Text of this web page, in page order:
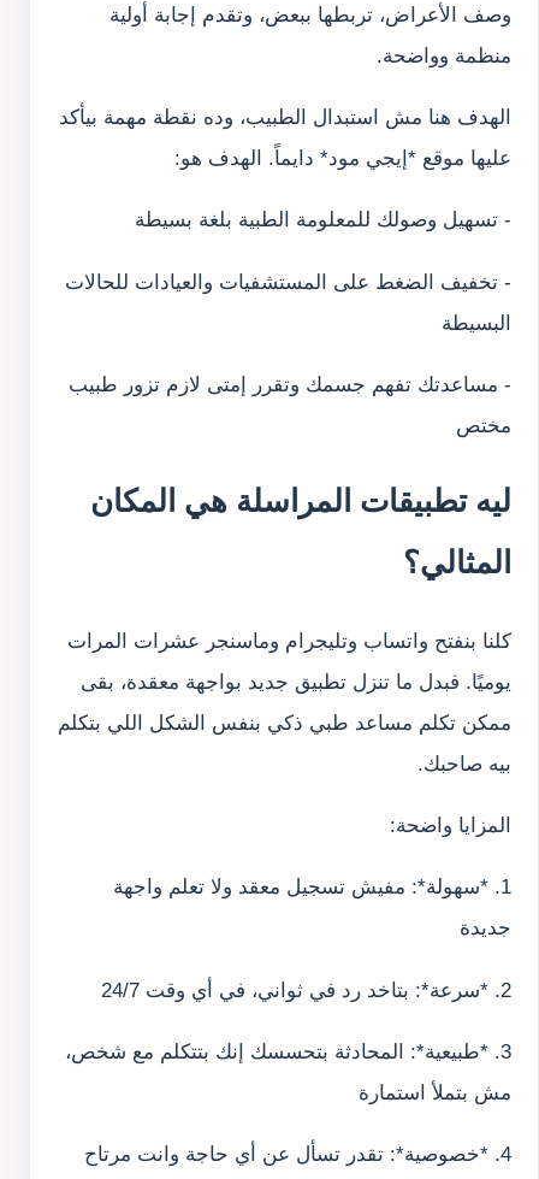
وصف الأعراض، تربطها ببعض، وتقدم إجابة أولية
منظمة وواضحة.
الهدف هنا مش استبدال الطبيب، وده نقطة مهمة بيأكد
عليها موقع *إيجي مود* دايماً. الهدف هو:
- تسهيل وصولك للمعلومة الطبية بلغة بسيطة
- تخفيف الضغط على المستشفيات والعيادات للحالات
البسيطة
- مساعدتك تفهم جسمك وتقرر إمتى لازم تزور طبيب
مختص
ليه تطبيقات المراسلة هي المكان
المثالي؟
كلنا بنفتح واتساب وتليجرام وماسنجر عشرات المرات
يوميًا. فبدل ما تنزل تطبيق جديد بواجهة معقدة، بقى
ممكن تكلم مساعد طبي ذكي بنفس الشكل اللي بتكلم
بيه صاحبك.
المزايا واضحة:
1. *سهولة*: مفيش تسجيل معقد ولا تعلم واجهة
جديدة
2. *سرعة*: بتاخد رد في ثواني، في أي وقت 24/7
3. *طبيعية*: المحادثة بتحسسك إنك بتتكلم مع شخص،
مش بتملأ استمارة
4. *خصوصية*: تقدر تسأل عن أي حاجة وانت مرتاح